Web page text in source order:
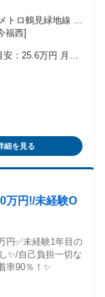
福西]
細を見る
万円!/未経験O
円✅️未経験1年目の
✨️/自己負担一切な
率90％！✨